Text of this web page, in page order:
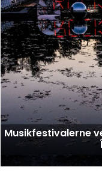
Musikfestivalerne